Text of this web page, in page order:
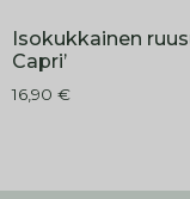
Isokukkainen
Capri’
16,90 €